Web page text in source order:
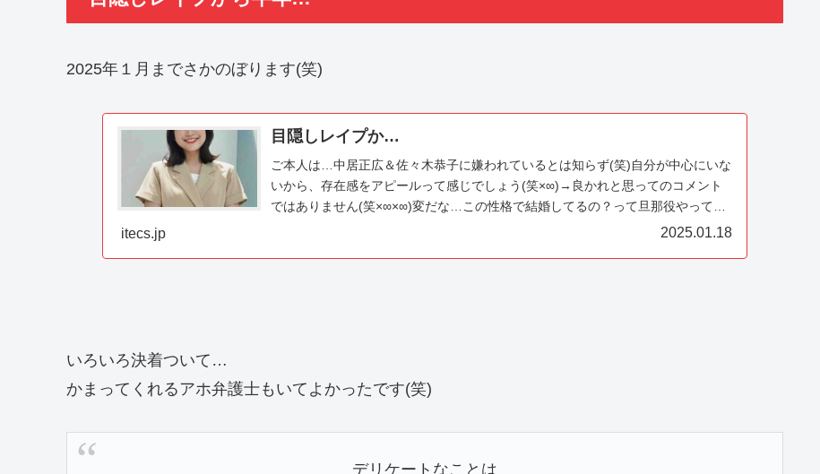
2025年１月までさかのぼります(笑)
目隠しレイプか…
ご本人は…中居正広＆佐々木恭子に嫌われているとは知らず(笑)自分が中心にいな
いから、存在感をアピールって感じでしょう(笑×∞)→良かれと思ってのコメント
ではありません(笑×∞×∞)変だな…この性格で結婚してるの？って旦那役やってい
itecs.jp 2025.01.18
いろいろ決着ついて…
かまってくれるアホ弁護士もいてよかったです(笑)
デリケートなことは